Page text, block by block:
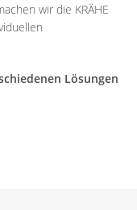
wir die KRÄHE
Lösungen